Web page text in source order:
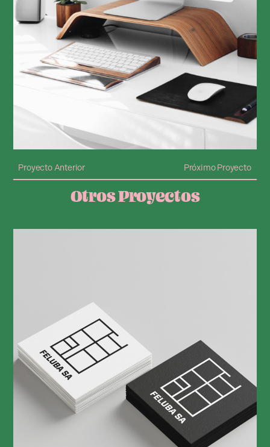
Proyecto Anterior Próximo Proyecto
Otros Proyectos